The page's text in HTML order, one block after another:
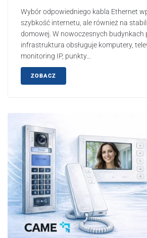
Wybór odpowiedniego kabla Ethernet
szybkość internetu, ale również na
domowej. W nowoczesnych budynkach
infrastruktura obsługuje komputery,
monitoring IP, punkty...
ZOBACZ